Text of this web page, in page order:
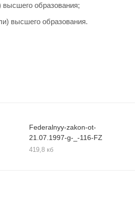
высшего образования;
высшего образования.
Federalnyy-zakon-ot-
21.07.1997-g-_-116-FZ
419,8 кб